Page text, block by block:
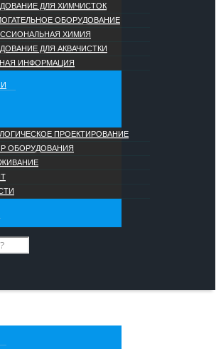
ДЛЯ ХИМЧИСТОК
ОБОРУДОВАНИЕ
ХИМИЯ
ДЛЯ АКВАЧИСТКИ
ИНФОРМАЦИЯ
ПРОЕКТИРОВАНИЕ
ОБОРУДОВАНИЯ